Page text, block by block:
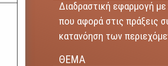
Διαδραστική εφαρμογή
που αφορά στις πράξεις
κατανόηση των
ΘΕΜΑ